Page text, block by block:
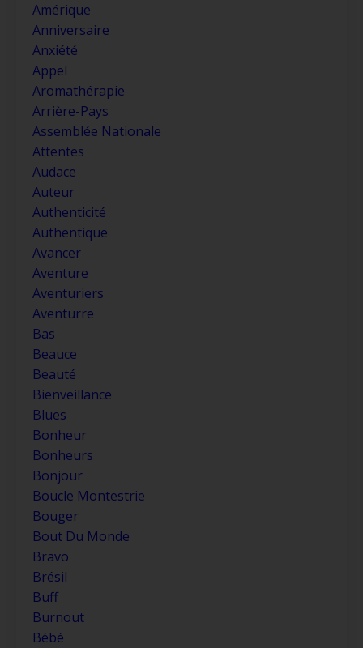
Amérique
Anniversaire
Anxiété
Appel
Aromathérapie
Arrière-Pays
Assemblée Nationale
Attentes
Audace
Auteur
Authenticité
Authentique
Avancer
Aventure
Aventuriers
Aventurre
Bas
Beauce
Beauté
Bienveillance
Blues
Bonheur
Bonheurs
Bonjour
Boucle Montestrie
Bouger
Bout Du Monde
Bravo
Brésil
Buff
Burnout
Bébé